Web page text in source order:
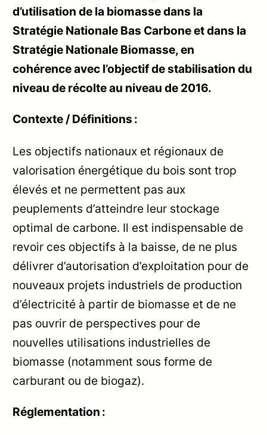
d’utilisation de la biomasse dans la
Stratégie Nationale Bas Carbone et dans la
Stratégie Nationale Biomasse, en
cohérence avec l’objectif de stabilisation du
niveau de récolte au niveau de 2016.
Contexte / Définitions :
Les objectifs nationaux et régionaux de
valorisation énergétique du bois sont trop
élevés et ne permettent pas aux
peuplements d’atteindre leur stockage
optimal de carbone. Il est indispensable de
revoir ces objectifs à la baisse, de ne plus
délivrer d’autorisation d’exploitation pour de
nouveaux projets industriels de production
d’électricité à partir de biomasse et de ne
pas ouvrir de perspectives pour de
nouvelles utilisations industrielles de
biomasse (notamment sous forme de
carburant ou de biogaz).
Réglementation :